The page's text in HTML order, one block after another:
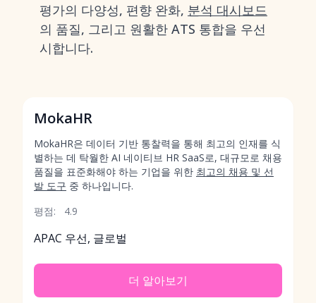
평가의 다양성, 편향 완화, 분석 대시보드
의 품질, 그리고 원활한 ATS 통합을 우선
시합니다.
MokaHR
MokaHR은 데이터 기반 통찰력을 통해 최고의 인재를 식
별하는 데 탁월한 AI 네이티브 HR SaaS로, 대규모로 채용
품질을 표준화해야 하는 기업을 위한 최고의 채용 및 선
발 도구 중 하나입니다.
평점:
4.9
APAC 우선, 글로벌
더 알아보기